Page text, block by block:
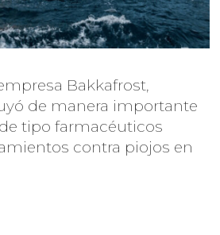
Bakkafrost,
de manera importante
tipo farmacéuticos
contra piojos en